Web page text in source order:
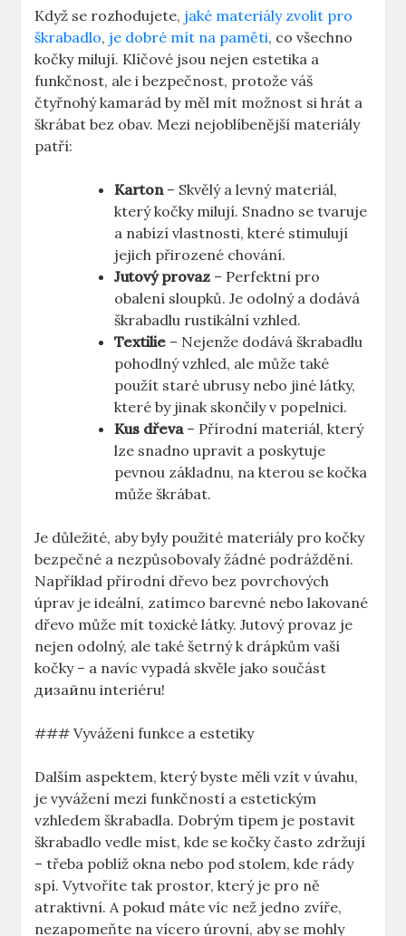
Když se rozhodujete, jaké materiály zvolit pro
škrabadlo, je dobré mít na paměti, co všechno
kočky milují. Klíčové jsou nejen estetika a
funkčnost, ale i bezpečnost, protože váš
čtyřnohý kamarád by měl mít možnost si hrát a
škrábat bez obav. Mezi nejoblíbenější materiály
patří:
Karton– Skvělý a levný materiál,
který kočky milují. Snadno se tvaruje
a nabízí vlastnosti, které stimulují
jejich přirozené chování.
Jutový provaz – Perfektní pro
obalení sloupků. Je odolný a dodává
škrabadlu rustikální vzhled.
Textilie – Nejenže dodává škrabadlu
pohodlný vzhled, ale může také
použít staré ubrusy nebo jiné látky,
které by jinak skončily v popelnici.
Kus dřeva– Přírodní materiál, který
lze snadno upravit a poskytuje
pevnou základnu, na kterou se kočka
může škrábat.
Je důležité, aby byly použité materiály pro kočky
bezpečné a nezpůsobovaly žádné podráždění.
Například přírodní dřevo bez povrchových
úprav je ideální, zatímco barevné nebo lakované
dřevo může mít toxické látky. Jutový provaz je
nejen odolný, ale také šetrný k drápkům vaší
kočky – a navíc vypadá skvěle jako součást
дизайnu interiéru!
### Vyvážení funkce a estetiky
Dalším aspektem, který byste měli vzít v úvahu,
je vyvážení mezi funkčností a estetickým
vzhledem škrabadla. Dobrým tipem je postavit
škrabadlo vedle míst, kde se kočky často zdržují
– třeba poblíž okna nebo pod stolem, kde rády
spí. Vytvoříte tak prostor, který je pro ně
atraktivní. A pokud máte víc než jedno zvíře,
nezapomeňte na vícero úrovní, aby se mohly